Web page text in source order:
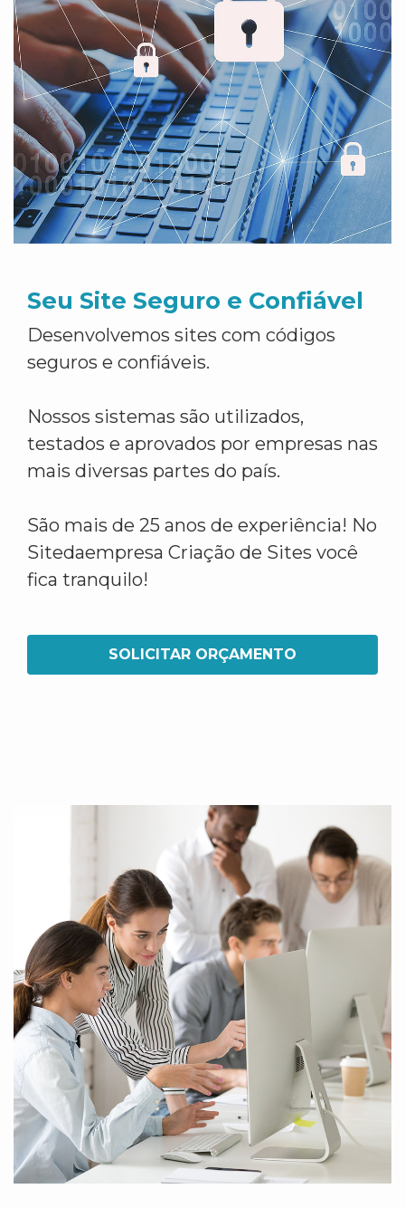
Seu Site Seguro e Confiável
Desenvolvemos sites com códigos
seguros e confiáveis.
Nossos sistemas são utilizados,
testados e aprovados por empresas nas
mais diversas partes do país.
São mais de 25 anos de experiência! No
Sitedaempresa Criação de Sites você
fica tranquilo!
SOLICITAR ORÇAMENTO